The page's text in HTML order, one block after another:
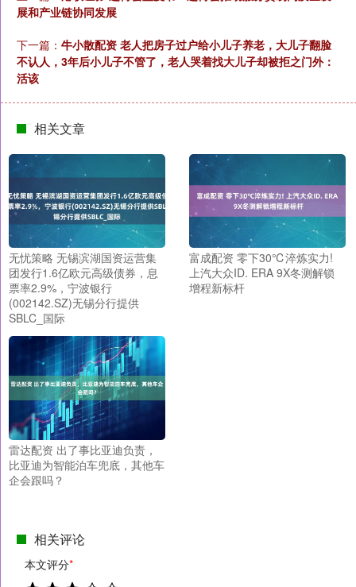
展和产业链协同发展
下一篇： 牛小散配资 老人把房子过户给小儿子养老，大儿子翻脸
不认人，3年后小儿子不管了，老人哭着找大儿子却被拒之门外：
活该
相关文章
无忧策略 无锡滨湖国资运营集
团发行1.6亿欧元高级债券，息
票率2.9%，宁波银行
(002142.SZ)无锡分行提供
SBLC_国际
富成配资 零下30℃淬炼实力!
上汽大众ID. ERA 9X冬测解锁
增程新标杆
雷达配资 出了事比亚迪负责，
比亚迪为智能泊车兜底，其他车
企会跟吗？
相关评论
本文评分*